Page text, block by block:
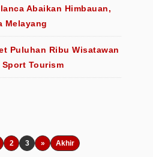
Abaikan Himbauan,
Melayang
Puluhan Ribu Wisatawan
Sport Tourism
2 3 » Akhir